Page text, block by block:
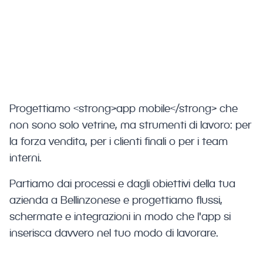
Progettiamo <strong>app mobile</strong> che
non sono solo vetrine, ma strumenti di lavoro: per
la forza vendita, per i clienti finali o per i team
interni.
Partiamo dai processi e dagli obiettivi della tua
azienda a Bellinzonese e progettiamo flussi,
schermate e integrazioni in modo che l'app si
inserisca davvero nel tuo modo di lavorare.